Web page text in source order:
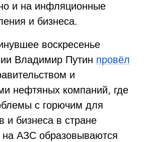
и на инфляционные
и бизнеса.
воскресенье
Владимир Путин провёл
и
нефтяных компаний, где
с горючим для
и бизнеса в стране
на АЗС образовываются